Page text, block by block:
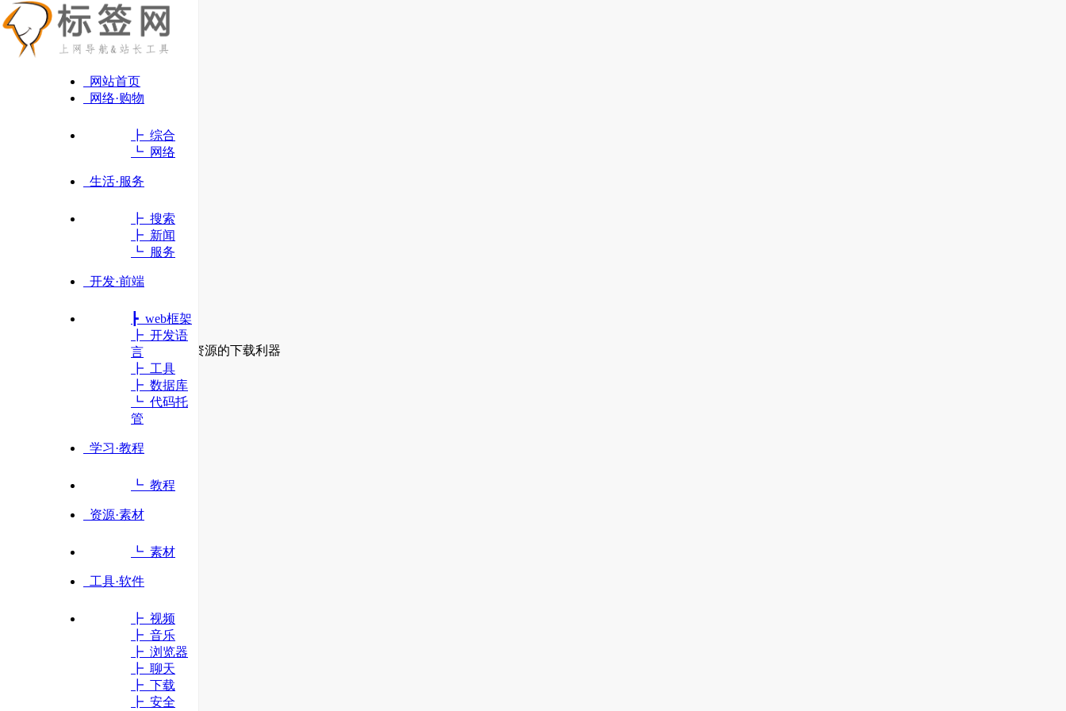
网站首页
网络·购物
┣ 综合
┗ 网络
生活·服务
┣ 搜索
┣ 新闻
┗ 服务
开发·前端
┣ web框架
┣ 开发语
言
┣ 工具
┣ 数据库
┗ 代码托
管
学习·教程
┗ 教程
资源·素材
┗ 素材
工具·软件
┣ 视频
┣ 音乐
┣ 浏览器
┣ 聊天
┣ 下载
┣ 安全
BitComet
高效好用的BT下载软件，BT资源的下载利器